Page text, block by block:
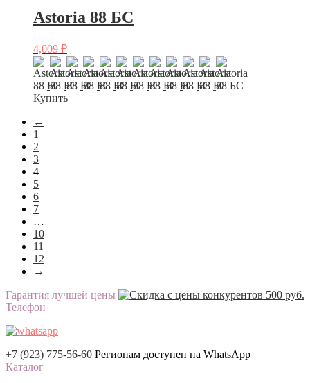
Astoria 88 БС
4,009 ₽
Купить
←
1
2
3
4
5
6
7
…
10
11
12
→
Гарантия лучшей цены
Телефон
+7 (923) 775-56-60 Регионам доступен на WhatsApp
Каталог